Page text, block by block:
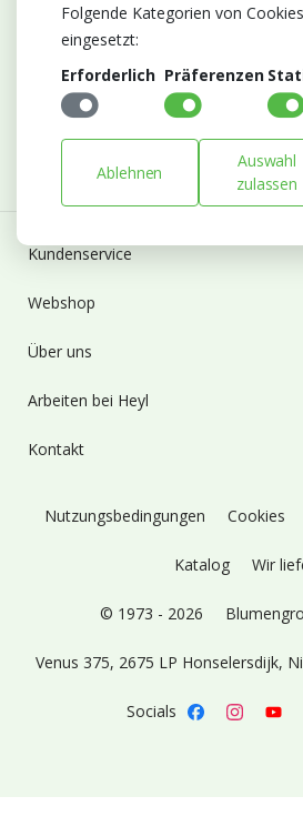
Abonnieren Sie unseren
Bleiben Sie auf dem Laufenden mit
Entwicklungen von Blumengroßhandel
Kundenservice
Webshop
Über uns
Arbeiten bei Heyl
Kontakt
Nutzungsbedingungen Cookies
Katalog Wir
© 1973 - 2026
Venus 375, 2675 LP Honselersdijk,
Socials
Folgende Kategorien von
eingesetzt:
Erforderlich Präferenzen
Ablehnen
Auswahl
zulassen